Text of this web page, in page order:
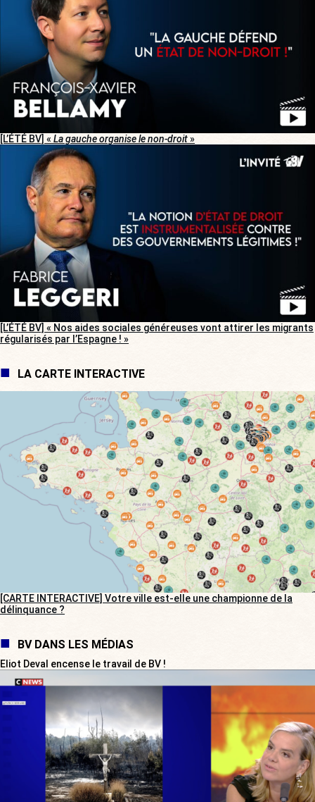
[L’ÉTÉ BV] « La gauche organise le non-droit»
[L’ÉTÉ BV] « Nos aides sociales généreuses vont attirer les migrants
régularisés par l’Espagne ! »
LA CARTE INTERACTIVE
[CARTE INTERACTIVE] Votre ville est-elle une championne de la
délinquance ?
BV DANS LES MÉDIAS
Eliot Deval encense le travail de BV !